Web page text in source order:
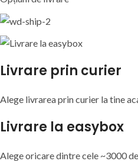
Livrare prin curier
Alege livrarea prin curier latine
Livrare la easybox
Alege oricare dintre cele ~3000